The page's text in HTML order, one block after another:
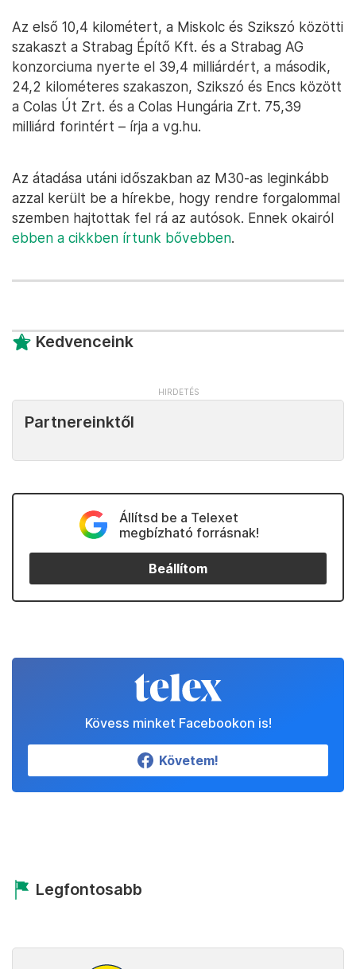
Az első 10,4 kilométert, a Miskolc és Szikszó közötti
szakaszt a Strabag Építő Kft. és a Strabag AG
konzorciuma nyerte el 39,4 milliárdért, a második,
24,2 kilométeres szakaszon, Szikszó és Encs között
a Colas Út Zrt. és a Colas Hungária Zrt. 75,39
milliárd forintért – írja a vg.hu.
Az átadása utáni időszakban az M30-as leginkább
azzal került be a hírekbe, hogy rendre forgalommal
szemben hajtottak fel rá az autósok. Ennek okairól
ebben a cikkben írtunk bővebben.
Kedvenceink
Partnereinktől
Állítsd be a Telexet
megbízható forrásnak!
Beállítom
Kövess minket Facebookon is!
Követem!
Legfontosabb